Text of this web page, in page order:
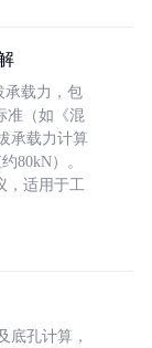
承载力，包
准（如《混
承载力计算
80kN）。
，适用于工
底孔计算，